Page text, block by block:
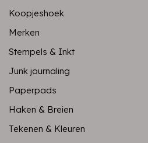
Koopjeshoek
Merken
Stempels & Inkt
Junk journaling
Paperpads
Haken & Breien
Tekenen & Kleuren